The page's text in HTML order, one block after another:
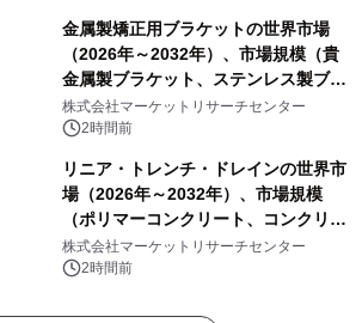
金属製矯正用ブラケットの世界市場
（2026年～2032年）、市場規模（貴
金属製ブラケット、ステンレス製ブラ
ケット、純チタン製ブラケット）・分
析レポートを発表
株式会社マーケットリサーチセンター
2時間前
リニア・トレンチ・ドレインの世界市
場（2026年～2032年）、市場規模
（ポリマーコンクリート、コンクリー
ト、プラスチック、金属）・分析レポ
ートを発表
株式会社マーケットリサーチセンター
2時間前